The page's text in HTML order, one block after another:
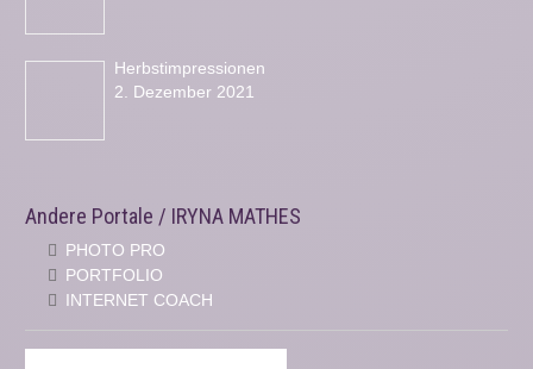
Herbstimpressionen
2. Dezember 2021
Andere Portale / IRYNA MATHES
PHOTO PRO
PORTFOLIO
INTERNET COACH